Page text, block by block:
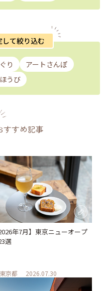
して絞り込む
り
アートさんぽ
うび
すすめ記事
2026年7月】東京ニューオープ
選
東京都 2026.07.30